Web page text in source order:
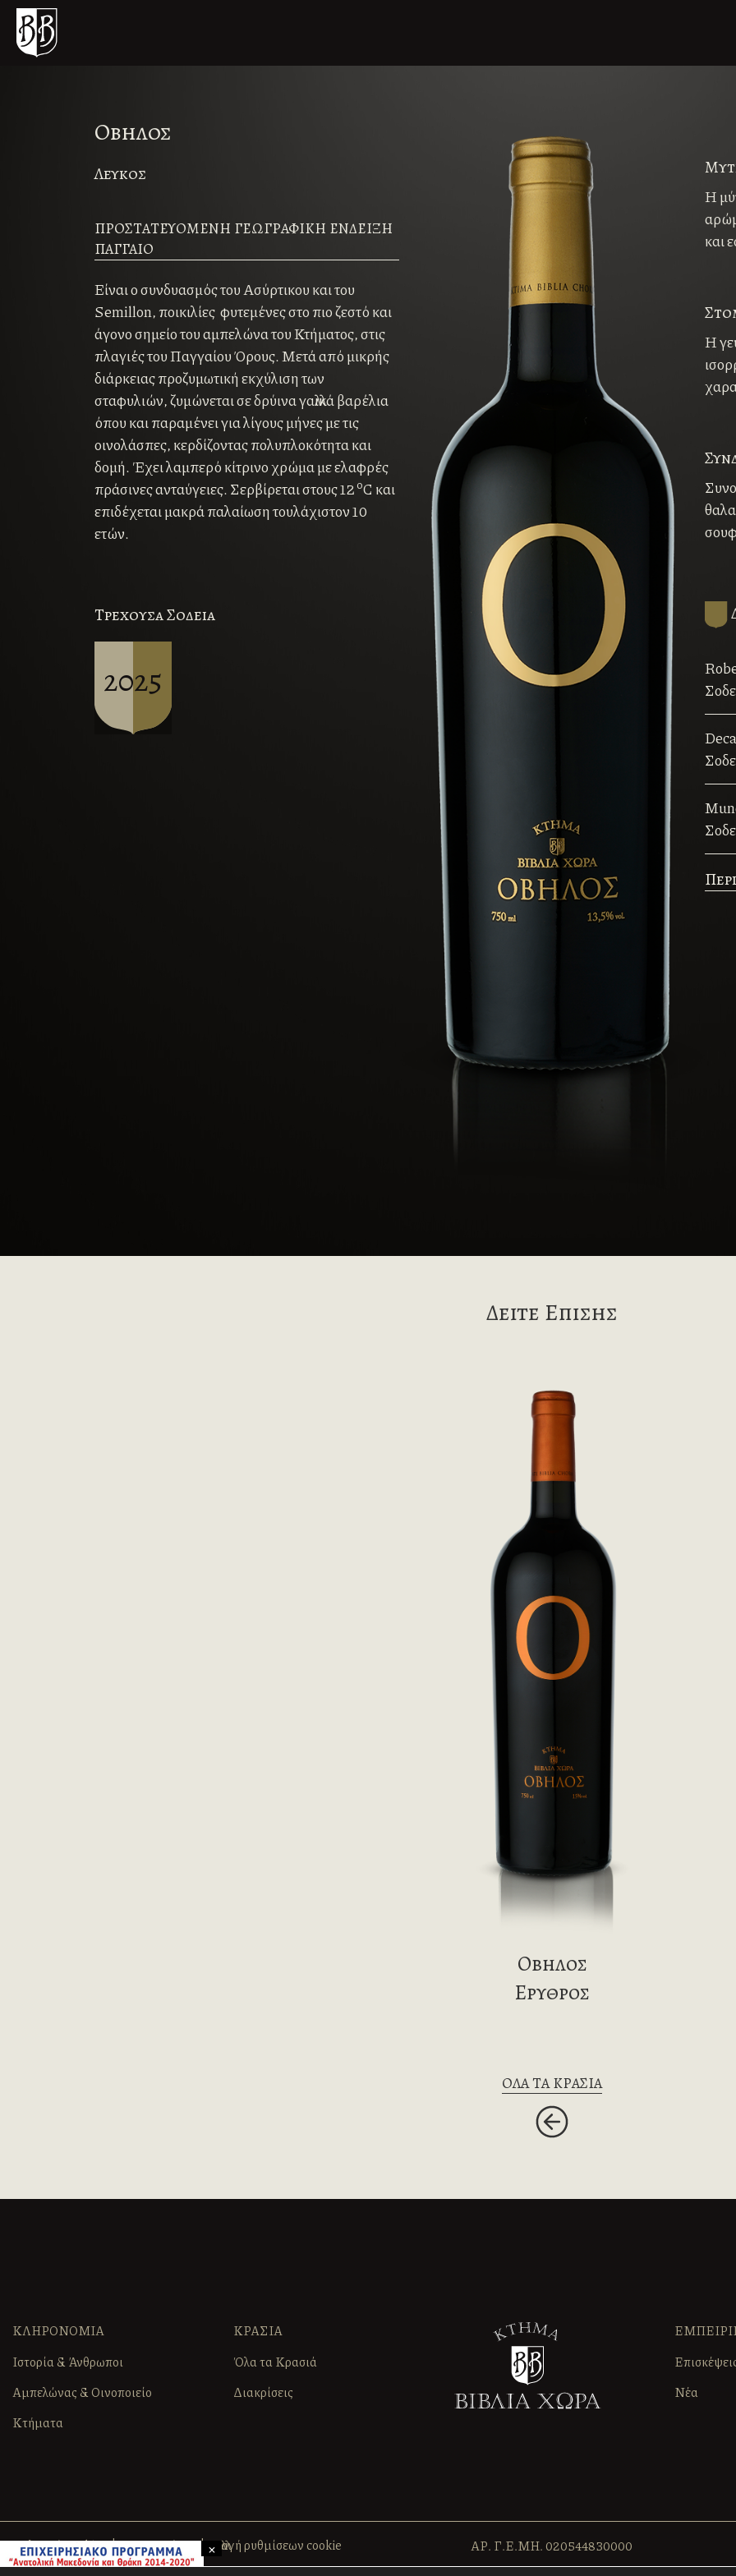
Οβηλος
Λευκος
ΠΡΟΣΤΑΤΕΥΟΜΕΝΗ ΓΕΩΓΡΑΦΙΚΗ ΕΝΔΕΙΞΗ
ΠΑΓΓΑΙΟ
Είναι ο συνδυασμός του Ασύρτικου και του
Semillon, ποικιλίες φυτεμένες στο πιο ζεστό και
άγονο σημείο του αμπελώνα του Κτήματος, στις
πλαγιές του Παγγαίου Όρους. Μετά από μικρής
διάρκειας προζυμωτική εκχύλιση των
σταφυλιών, ζυμώνεται σε δρύινα γαλλικά βαρέλια
όπου και παραμένει για λίγους μήνες με τις
οινολάσπες, κερδίζοντας πολυπλοκότητα και
δομή. Έχει λαμπερό κίτρινο χρώμα µε ελαφρές
πράσινες ανταύγειες. Σερβίρεται στους 12 οC και
επιδέχεται μακρά παλαίωση τουλάχιστον 10
ετών.
Tρεχουσα Σοδεια
2025
Η
και
Η
Δειτε Επισης
Οβηλος
Ερυθρος
ΟΛΑ ΤΑ ΚΡΑΣΙΑ
ΚΛΗΡΟΝΟΜΙΑ
Ιστορία & Άνθρωποι
Αμπελώνας & Οινοποιείο
Κτήματα
ΚΡΑΣΙΑ
Όλα τα Κρασιά
Διακρίσεις
Νέα
Πολιτική Cookies Όροι Χρήσης Αλλαγή ρυθμίσεων cookie ΑΡ. Γ.Ε.ΜΗ. 020544830000
×